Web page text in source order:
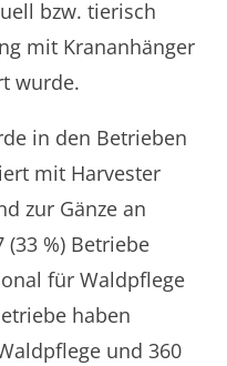
bzw. tierisch
mit Krananhänger
wurde.
in den Betrieben
mit Harvester
zur Gänze an
%) Betriebe
für Waldpflege
haben
und 360